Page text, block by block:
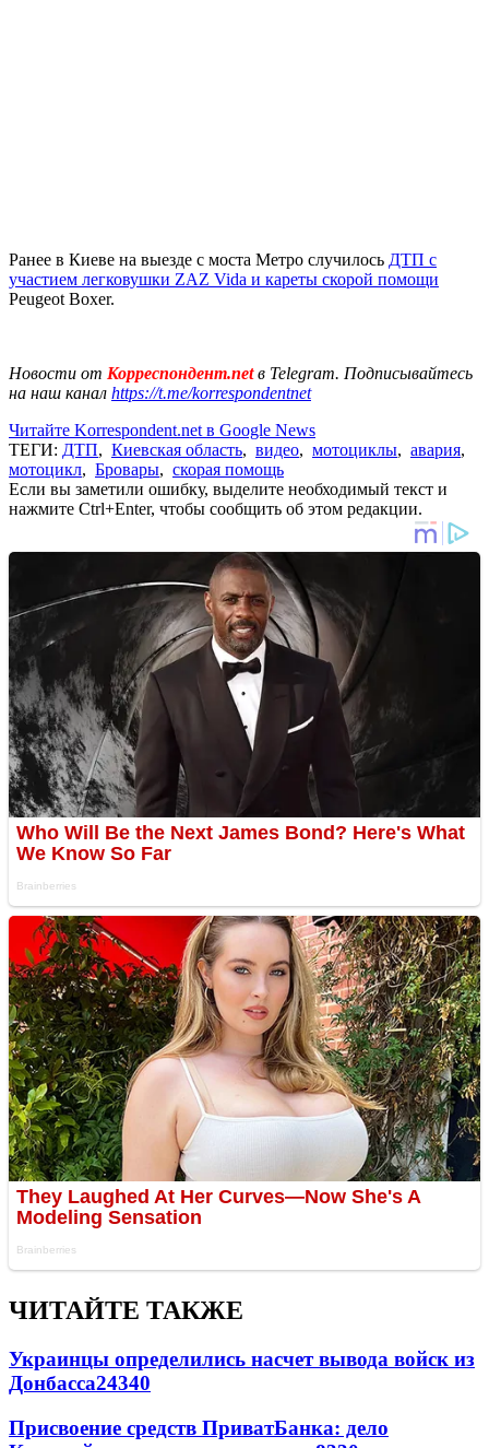
Ранее в Киеве на выезде с моста Метро случилось ДТП с
участием легковушки ZAZ Vidа и кареты скорой помощи
Peugeot Boxer.
Новости от Корреспондент.netв Telegram. Подписывайтесь
на наш канал https://t.me/korrespondentnet
Читайте Korrespondent.net в Google News
ТЕГИ: ДТП, Киевская область, видео, мотоциклы, авария,
мотоцикл, Бровары, скорая помощь
Если вы заметили ошибку, выделите необходимый текст и
нажмите Ctrl+Enter, чтобы сообщить об этом редакции.
ЧИТАЙТЕ ТАКЖЕ
Украинцы определились насчет вывода войск из
Донбасса24340
Присвоение средств ПриватБанка: дело